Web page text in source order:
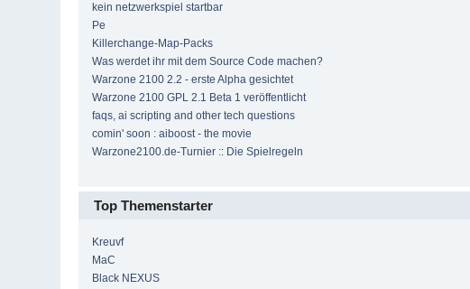
kein netzwerkspiel startbar
Pe
Killerchange-Map-Packs
Was werdet ihr mit dem Source Code machen?
Warzone 2100 2.2 - erste Alpha gesichtet
Warzone 2100 GPL 2.1 Beta 1 veröffentlicht
faqs, ai scripting and other tech questions
comin' soon : aiboost - the movie
Warzone2100.de-Turnier :: Die Spielregeln
Top Themenstarter
Kreuvf
MaC
Black NEXUS